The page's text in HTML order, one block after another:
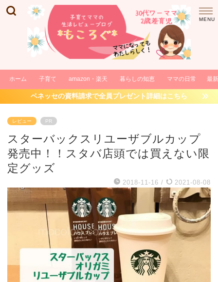
ホーム 子育て amazon・楽天 暮らしの知恵 ママの日常 最
ベネッセの資料請求で全員プレゼント詳細はこちら
レビュー PR
スターバックスリユーザブルカップ
発売中！！スタバ店頭では買えない限
定グッズ
2018-11-16 / 2021-08-08